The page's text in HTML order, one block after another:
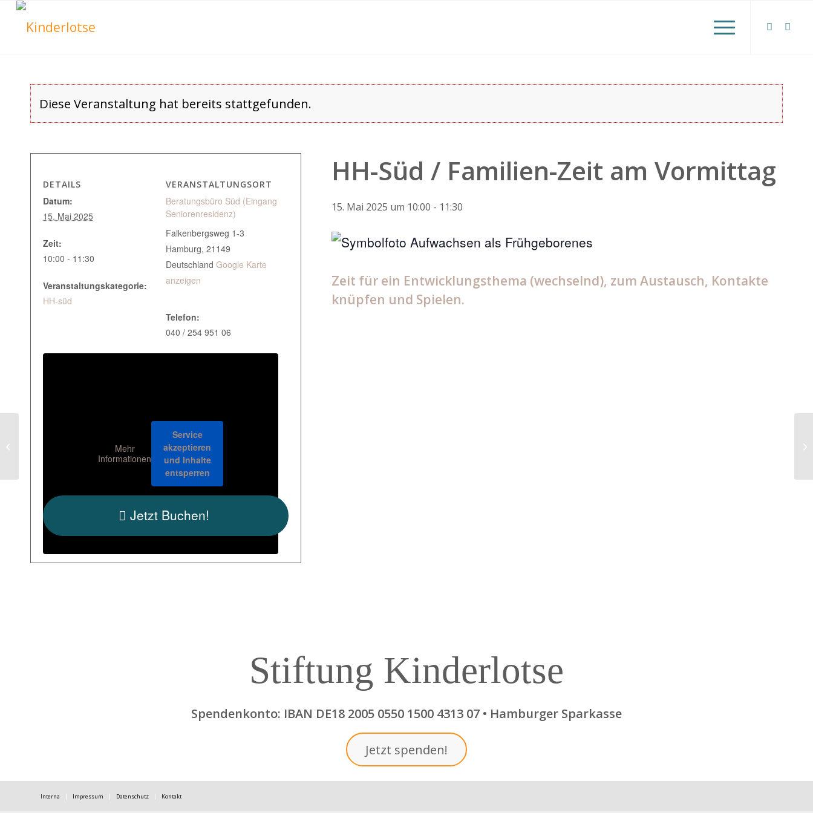
Diese Veranstaltung hat bereits stattgefunden.
HH-Süd / Familien-Zeit am Vormittag
15. Mai 2025 um 10:00 - 11:30
Zeit für ein Entwicklungsthema (wechselnd), zum Austausch, Kontakte
knüpfen und Spielen.
DETAILS
Datum:
15. Mai 2025
Zeit:
10:00 - 11:30
Veranstaltungskategorie:
HH-süd
VERANSTALTUNGSORT
Beratungsbüro Süd (Eingang
Seniorenresidenz)
Falkenbergsweg 1-3
Hamburg, 21149
Deutschland Google Karte
anzeigen
Telefon:
040 / 254 951 06
Mehr
Informationen
Service
akzeptieren
und Inhalte
entsperren
Jetzt Buchen!
Stiftung Kinderlotse
Spendenkonto: IBAN DE18 2005 0550 1500 4313 07 • Hamburger Sparkasse
Jetzt spenden!
Interna Impressum Datenschutz Kontakt